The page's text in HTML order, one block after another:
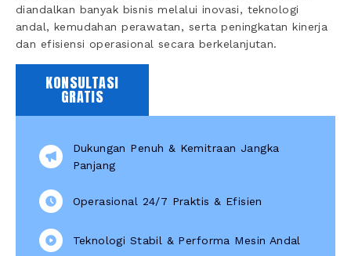
diandalkan banyak bisnis melalui inovasi, teknologi
andal, kemudahan perawatan, serta peningkatan kinerja
dan efisiensi operasional secara berkelanjutan.
KONSULTASI
GRATIS
Dukungan Penuh & Kemitraan Jangka
Panjang
Operasional 24/7 Praktis & Efisien
Teknologi Stabil & Performa Mesin Andal